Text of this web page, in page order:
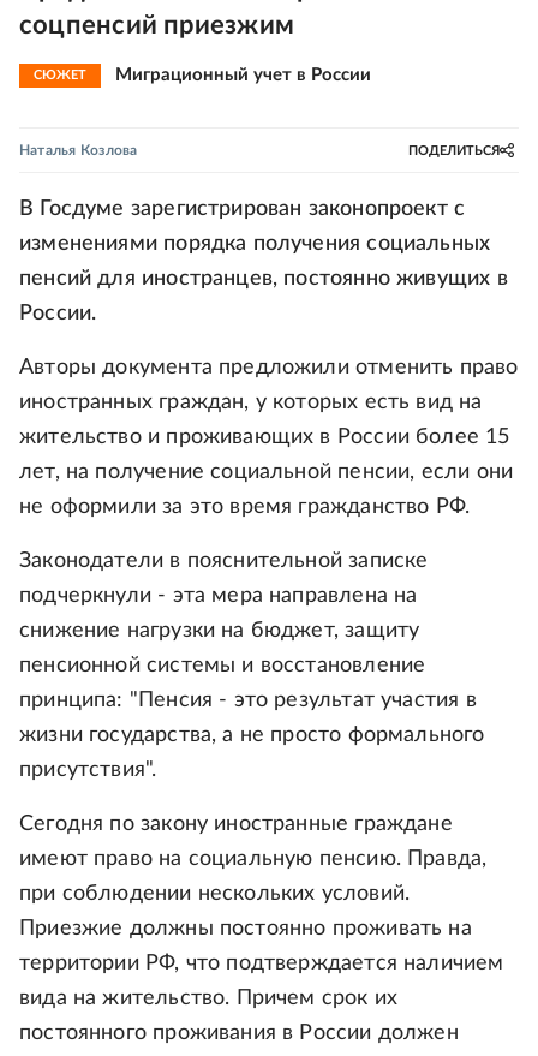
соцпенсий приезжим
СЮЖЕТ Миграционный учет в России
Наталья Козлова ПОДЕЛИТЬСЯ
В Госдуме зарегистрирован законопроект с
изменениями порядка получения социальных
пенсий для иностранцев, постоянно живущих в
России.
Авторы документа предложили отменить право
иностранных граждан, у которых есть вид на
жительство и проживающих в России более 15
лет, на получение социальной пенсии, если они
не оформили за это время гражданство РФ.
Законодатели в пояснительной записке
подчеркнули - эта мера направлена на
снижение нагрузки на бюджет, защиту
пенсионной системы и восстановление
принципа: "Пенсия - это результат участия в
жизни государства, а не просто формального
присутствия".
Сегодня по закону иностранные граждане
имеют право на социальную пенсию. Правда,
при соблюдении нескольких условий.
Приезжие должны постоянно проживать на
территории РФ, что подтверждается наличием
вида на жительство. Причем срок их
постоянного проживания в России должен